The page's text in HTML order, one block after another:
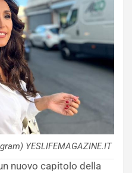
YESLIFEMAGAZINE.IT
nuovo capitolo della